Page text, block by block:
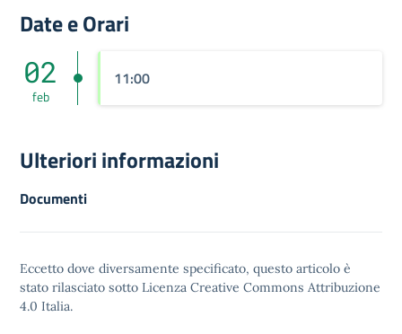
Date e Orari
02
feb
11:00
Ulteriori informazioni
Documenti
Eccetto dove diversamente specificato, questo articolo è
stato rilasciato sotto Licenza Creative Commons Attribuzione
4.0 Italia.